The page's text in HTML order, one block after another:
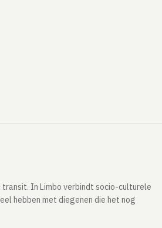
In Limbo verbindt socio-culturele
hebben met diegenen die het nog